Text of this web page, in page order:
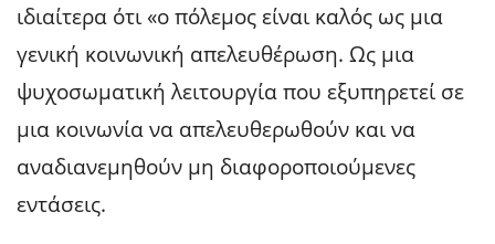
ιδιαίτερα ότι «ο πόλεμος είναι καλός ως μια
γενική κοινωνική απελευθέρωση. Ως μια
ψυχοσωματική λειτουργία που εξυπηρετεί σε
μια κοινωνία να απελευθερωθούν και να
αναδιανεμηθούν μη διαφοροποιούμενες
εντάσεις.